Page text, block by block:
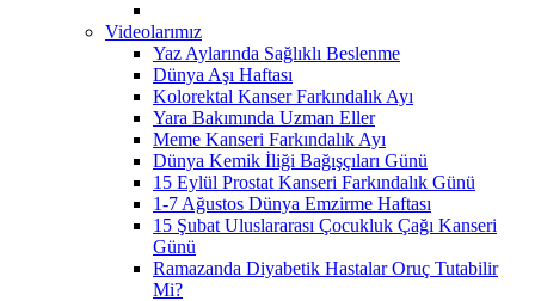
Videolarımız
Yaz Aylarında Sağlıklı Beslenme
Dünya Aşı Haftası
Kolorektal Kanser Farkındalık Ayı
Yara Bakımında Uzman Eller
Meme Kanseri Farkındalık Ayı
Dünya Kemik İliği Bağışçıları Günü
15 Eylül Prostat Kanseri Farkındalık Günü
1-7 Ağustos Dünya Emzirme Haftası
15 Şubat Uluslararası Çocukluk Çağı Kanseri
Günü
Ramazanda Diyabetik Hastalar Oruç Tutabilir
Mi?